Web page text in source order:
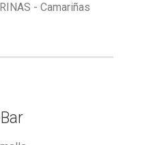
- Camariñas